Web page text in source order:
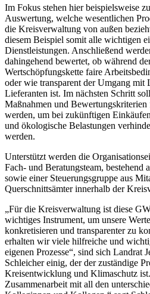
Im Fokus stehen hier beispielsweise
Auswertung, welche wesentlichen
die Kreisverwaltung von außen
diesem Beispiel somit alle wichtigen
Dienstleistungen. Anschließend
dahingehend bewertet, ob während
Wertschöpfungskette faire
oder wie transparent der Umgang mit
Lieferanten ist. Im nächsten Schritt
Maßnahmen und
werden, um bei zukünftigen
und ökologische Belastungen
werden.
Unterstützt werden die
Fach- und Beratungsteam, bestehend
sowie einer Steuerungsgruppe aus
Querschnittsämter innerhalb der
„Für die Kreisverwaltung ist diese
wichtiges Instrument, um unsere
konkretisieren und transparenter zu
erhalten wir viele hilfreiche und
eigenen Prozesse“, sind sich Landrat
Schleicher einig, der der zuständige
Kreisentwicklung und Klimaschutz
Zusammenarbeit mit all den